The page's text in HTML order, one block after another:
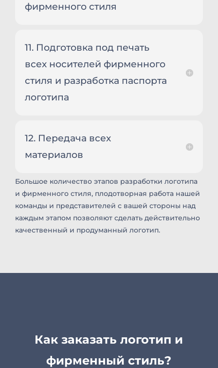
фирменного стиля
11. Подготовка под печать
всех носителей фирменного
стиля и разработка паспорта
логотипа
12. Передача всех
материалов
Большое количество этапов разработки логотипа
и фирменного стиля, плодотворная работа нашей
команды и представителей с вашей стороны над
каждым этапом позволяют сделать действительно
качественный и продуманный логотип.
Как заказать логотип и
фирменный стиль?